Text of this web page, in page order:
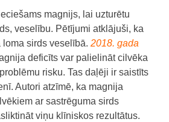
magnijs, lai uzturētu
veselību. Pētījumi atklājuši, ka
sirds veselībā. 2018. gada
deficīts var palielināt cilvēka
risku. Tas daļēji ir saistīts
Autori atzīmē, ka magnija
ar sastrēguma sirds
viņu klīniskos rezultātus.